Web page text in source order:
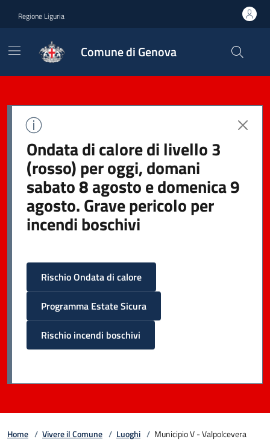
Regione Liguria
Comune di Genova
Ondata di calore di livello 3
(rosso) per oggi, domani
sabato 8 agosto e domenica 9
agosto. Grave pericolo per
incendi boschivi
Rischio Ondata di calore
Programma Estate Sicura
Rischio incendi boschivi
Home / Vivere il Comune / Luoghi / Municipio V - Valpolcevera